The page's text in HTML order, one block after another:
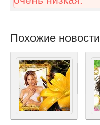
Похожие новости